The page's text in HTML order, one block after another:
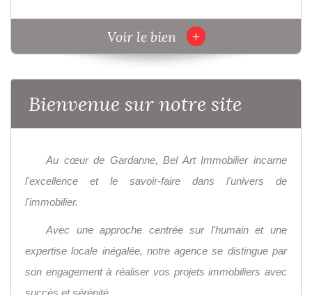
Voir le bien +
Bienvenue sur notre site
Au cœur de Gardanne, Bel Art Immobilier incarne
l'excellence et le savoir-faire dans l'univers de
l'immobilier.
Avec une approche centrée sur l'humain et une
expertise locale inégalée, notre agence se distingue par
son engagement à réaliser vos projets immobiliers avec
succès et sérénité.